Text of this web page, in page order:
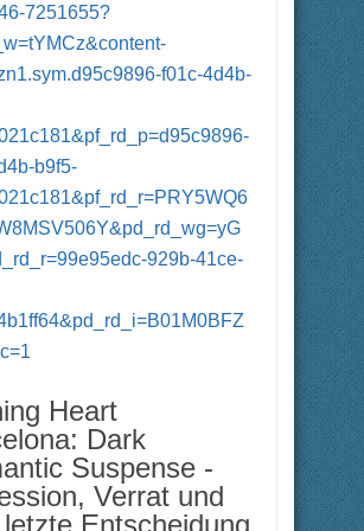
7251655?
f01c-4d4b-
b9f5-
929b-41ce-
Heart
Dark
Suspense -
Verrat und
Entscheidung